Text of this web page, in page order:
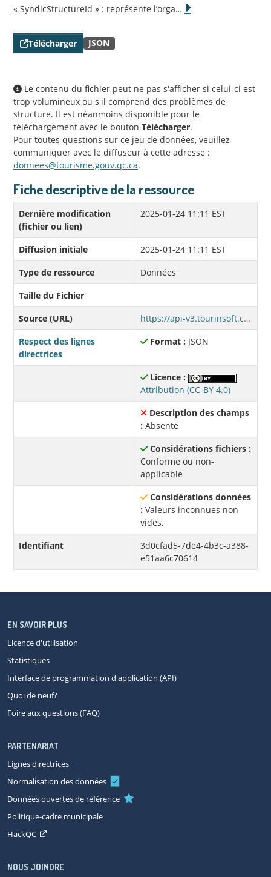
« SyndicStructureId » : représente l’orga…
Télécharger JSON
Le contenu du fichier peut ne pas s'afficher si celui-ci est
trop volumineux ou s'il comprend des problèmes de
structure. Il est néanmoins disponible pour le
téléchargement avec le bouton Télécharger.
Pour toutes questions sur ce jeu de données, veuillez
communiquer avec le diffuseur à cette adresse :
donnees@tourisme.gouv.qc.ca.
Fiche descriptive de la ressource
Dernière modification
(fichier ou lien)
2025-01-24 11:11 EST
Diffusion initiale
2025-01-24 11:11 EST
Type de ressource
Données
Taille du Fichier
Source (URL)
https://api-v3.tourinsoft.com/api/syndications/mto.tourinsoft.com/78d1c94b-fa50-474a-8f7b-837a63af0b37?format=json
Respect des lignes
directrices
Format : JSON
Licence :
Attribution (CC-BY 4.0)
Description des champs
: Absente
Considérations fichiers :
Conforme ou non-
applicable
Considérations données
: Valeurs inconnues non
vides,
Identifiant
3d0cfad5-7de4-4b3c-a388-
e51aa6c70614
EN SAVOIR PLUS
Licence d'utilisation
Statistiques
Interface de programmation d'application (API)
Quoi de neuf?
Foire aux questions (FAQ)
PARTENARIAT
Lignes directrices
Normalisation des données
Données ouvertes de référence
Politique-cadre municipale
HackQC
NOUS JOINDRE